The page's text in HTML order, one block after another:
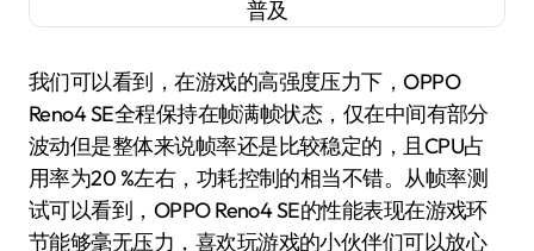
我们可以看到，在游戏的高强度压力下，OPPO
Reno4 SE全程保持在帧满帧状态，仅在中间有部分
波动但是整体来说帧率还是比较稳定的，且CPU占
用率为20 %左右，功耗控制的相当不错。从帧率测
试可以看到，OPPO Reno4 SE的性能表现在游戏环
节能够毫无压力，喜欢玩游戏的小伙伴们可以放心